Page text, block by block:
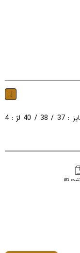
کتونی جنس : بافت رنگ : فقط رنگ تصویر سایز : 37 / 38 / 40 لژ : 4
کالا